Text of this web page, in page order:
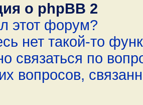
о phpBB 2
этот форум?
нет такой-то
связаться по
вопросов,